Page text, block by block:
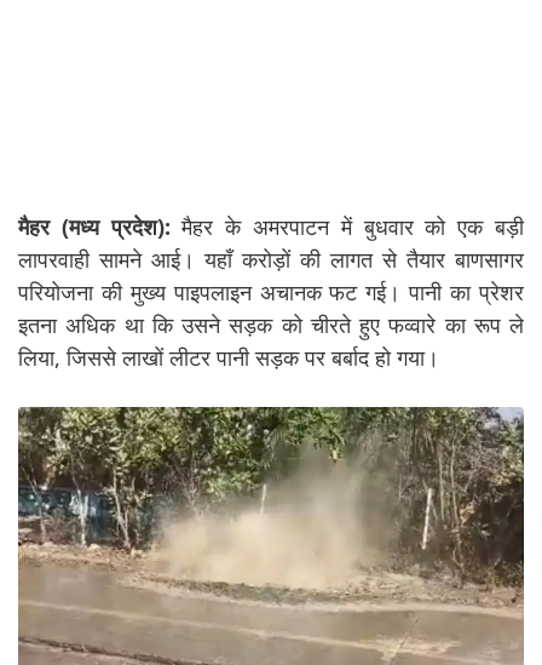
मैहर (मध्य प्रदेश): मैहर के अमरपाटन में बुधवार को एक बड़ी
लापरवाही सामने आई। यहाँ करोड़ों की लागत से तैयार बाणसागर
परियोजना की मुख्य पाइपलाइन अचानक फट गई। पानी का प्रेशर
इतना अधिक था कि उसने सड़क को चीरते हुए फव्वारे का रूप ले
लिया, जिससे लाखों लीटर पानी सड़क पर बर्बाद हो गया।